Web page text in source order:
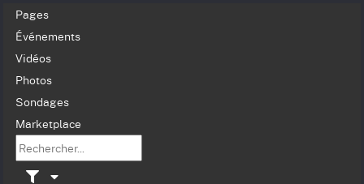
Pages
Événements
Vidéos
Photos
Sondages
Marketplace